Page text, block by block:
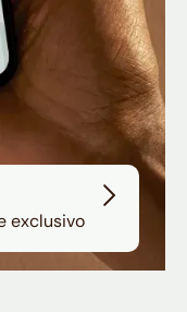
exclusivo